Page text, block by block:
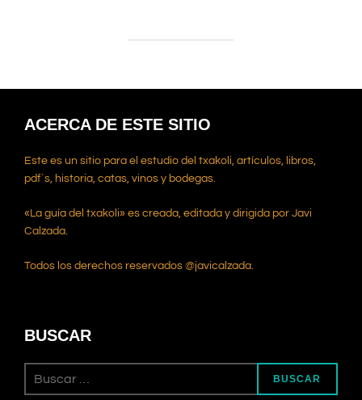
ACERCA DE ESTE SITIO
Este es un sitio para el estudio del txakoli, artículos, libros,
pdf`s, historia, catas, vinos y bodegas.
«La guía del txakoli» es creada, editada y dirigida por Javi
Calzada.
Todos los derechos reservados @javicalzada.
BUSCAR
BUSCAR